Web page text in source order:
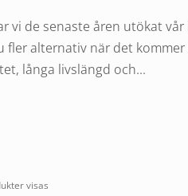
de senaste åren utökat
fler alternativ när det
långa livslängd och...
visas